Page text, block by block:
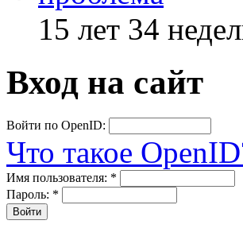
15 лет 34
Вход на сайт
Войти по OpenID:
Что такое
Имя пользователя: *
Пароль: *